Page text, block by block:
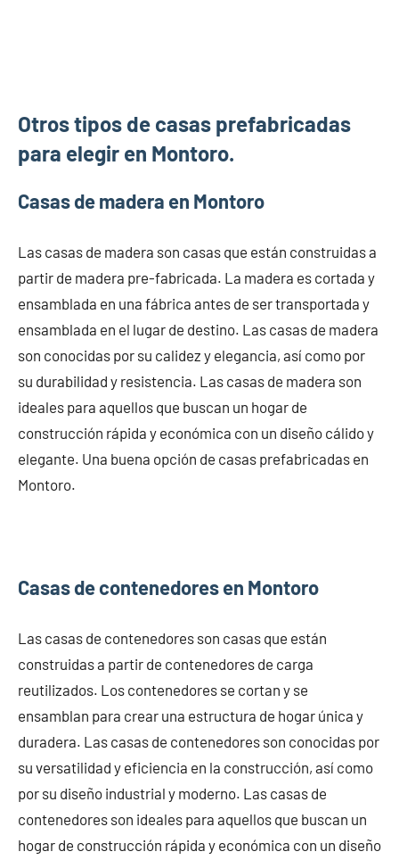
Otros tipos de casas prefabricadas
para elegir en Montoro.
Casas de madera en Montoro
Las casas de madera son casas que están construidas a
partir de madera pre-fabricada. La madera es cortada y
ensamblada en una fábrica antes de ser transportada y
ensamblada en el lugar de destino. Las casas de madera
son conocidas por su calidez y elegancia, así como por
su durabilidad y resistencia. Las casas de madera son
ideales para aquellos que buscan un hogar de
construcción rápida y económica con un diseño cálido y
elegante. Una buena opción de casas prefabricadas en
Montoro.
Casas de contenedores en Montoro
Las casas de contenedores son casas que están
construidas a partir de contenedores de carga
reutilizados. Los contenedores se cortan y se
ensamblan para crear una estructura de hogar única y
duradera. Las casas de contenedores son conocidas por
su versatilidad y eficiencia en la construcción, así como
por su diseño industrial y moderno. Las casas de
contenedores son ideales para aquellos que buscan un
hogar de construcción rápida y económica con un diseño